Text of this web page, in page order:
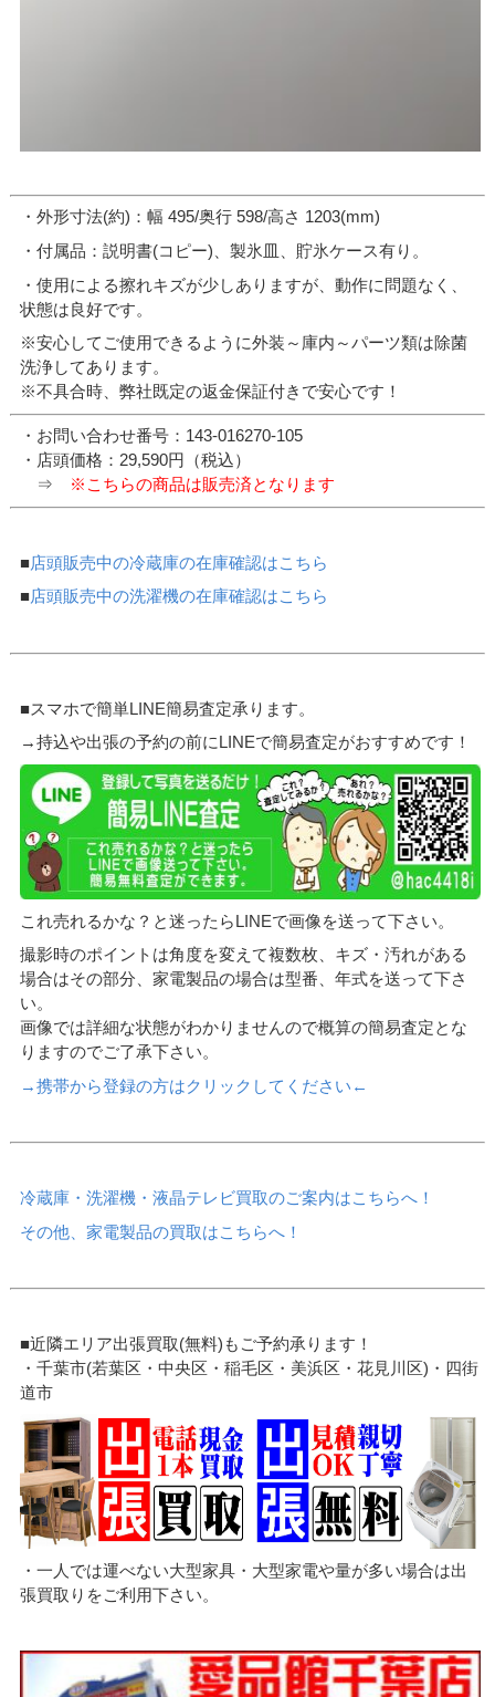
・外形寸法(約)：幅 495/奥行 598/高さ 1203(mm)
・付属品：説明書(コピー)、製氷皿、貯氷ケース有り。
・使用による擦れキズが少しありますが、動作に問題なく、
状態は良好です。
※安心してご使用できるように外装～庫内～パーツ類は除菌
洗浄してあります。
※不具合時、弊社既定の返金保証付きで安心です！
・お問い合わせ番号：143-016270-105
・店頭価格：29,590円（税込）
⇒
※こちらの商品は販売済となります
■店頭販売中の冷蔵庫の在庫確認はこちら
■店頭販売中の洗濯機の在庫確認はこちら
■スマホで簡単LINE簡易査定承ります。
→持込や出張の予約の前にLINEで簡易査定がおすすめです！
これ売れるかな？と迷ったらLINEで画像を送って下さい。
撮影時のポイントは角度を変えて複数枚、キズ・汚れがある
場合はその部分、家電製品の場合は型番、年式を送って下さ
い。
画像では詳細な状態がわかりませんので概算の簡易査定とな
りますのでご了承下さい。
→携帯から登録の方はクリックしてください←
冷蔵庫・洗濯機・液晶テレビ買取のご案内はこちらへ！
その他、家電製品の買取はこちらへ！
■近隣エリア出張買取(無料)もご予約承ります！
・千葉市(若葉区・中央区・稲毛区・美浜区・花見川区)・四街
道市
・一人では運べない大型家具・大型家電や量が多い場合は出
張買取りをご利用下さい。